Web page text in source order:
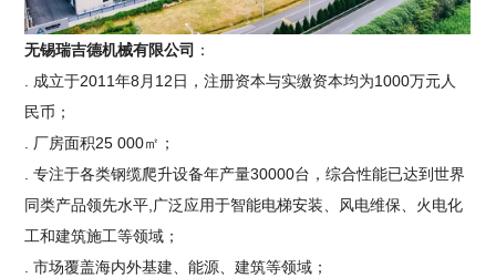
无锡瑞吉德机械有限公司 ：
. 成立于2011年8月12日，注册资本与实缴资本均为1000万元人
民币；
. 厂房面积25 000㎡；
. 专注于各类钢缆爬升设备年产量30000台，综合性能已达到世界
同类产品领先水平,广泛应用于智能电梯安装、风电维保、火电化
工和建筑施工等领域；
. 市场覆盖海内外基建、能源、建筑等领域；